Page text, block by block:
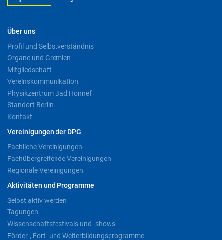
Über uns
Profil und Selbstverständnis
Organe und Gremien
Mitgliedschaft
Vereinskommunikation
Physikzentrum Bad Honnef
Standort Berlin
Kontakt
Vereinigungen der DPG
Fachliche Vereinigungen
Fachübergreifende Vereinigungen
Regionale Vereinigungen
Aktivitäten und Programme
Selbst aktiv werden
Tagungen
Wissenschaftsfestivals und -shows
Förder-, Fort- und Weiterbildungsprogramme